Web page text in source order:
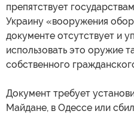
препятствует
Украину «вооружения
документе отсутствует и
использовать это оружие
собственного
Документ требует
Майдане, в Одессе или